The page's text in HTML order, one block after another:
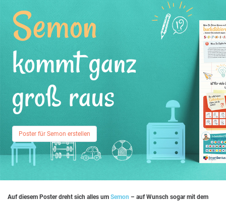
Semon
kommt ganz
groß raus
Poster für Semon erstellen
Auf diesem Poster dreht sich alles um Semon – auf Wunsch sogar mit dem